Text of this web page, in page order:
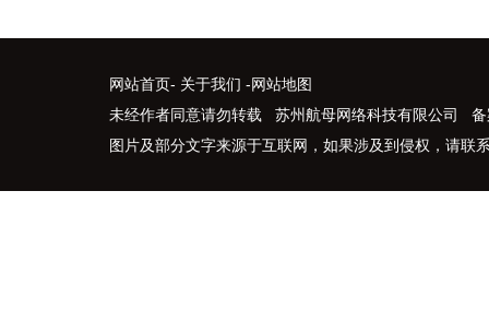
网站首页- 关于我们 -网站地图
未经作者同意请勿转载 苏州航母网络科技有限公司 备
图片及部分文字来源于互联网，如果涉及到侵权，请联